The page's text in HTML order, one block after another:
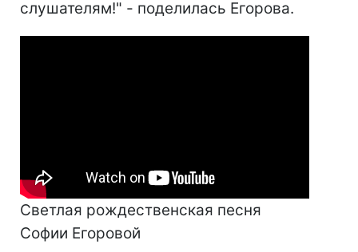
слушателям!" - поделилась Егорова.
Светлая рождественская песня
Софии Егоровой